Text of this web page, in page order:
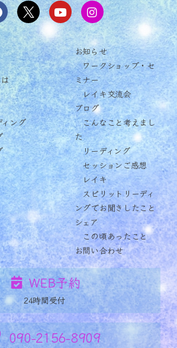
ング
お知らせ
ワークショップ・セ
ミナー
レイキ交流会
ブログ
こんなこと考えまし
た
リーディング
セッションご感想
レイキ
スピリットリーディ
ングでお聞きしたこと
シェア
この頃あったこと
お問い合わせ
WEB予約
24時間受付
090-2156-8909